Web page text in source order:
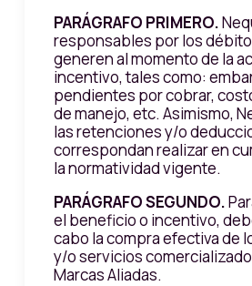
PARÁGRAFO PRIMERO.
responsables por los
generen al momento de la
incentivo, tales como:
pendientes por cobrar,
de manejo, etc. Asimismo,
las retenciones y/o
correspondan realizar en
la normatividad vigente.
PARÁGRAFO SEGUNDO.
el beneficio o incentivo,
cabo la compra efectiva de
y/o servicios
Marcas Aliadas.